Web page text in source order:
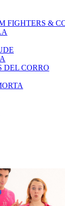
FIGHTERS &
DEL CORRO